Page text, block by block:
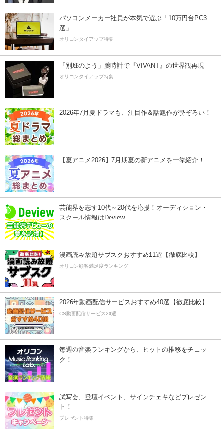
パソコンメーカー社員が本気で選ぶ「10万円台PC3
選」
オリコンタイアップ特集
「別班のよう」腕時計で『VIVANT』の世界観再現
オリコンタイアップ特集
2026年7月夏ドラマも、注目作＆話題作が勢ぞろい！
【夏アニメ2026】7月期夏の新アニメを一挙紹介！
芸能界を志す10代～20代を応援！オーディション・
スクール情報はDeview
漫画読み放題サブスクおすすめ11選【徹底比較】
オリコン顧客満足度ランキング
2026年動画配信サービスおすすめ40選【徹底比較】
CS動画配信サービス20選
毎週の音楽ランキングから、ヒットの推移をチェッ
ク！
試写会、登壇イベント、サインチェキなどプレゼン
ト！
プレゼント特集